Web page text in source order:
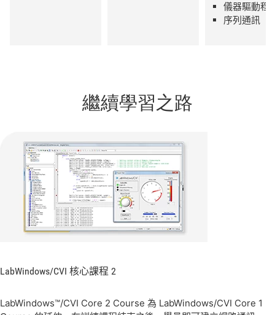
儀器驅動程
序列通訊
繼續學習之路
LabWindows/CVI 核心課程 2
LabWindows™/CVI Core 2 Course 為 LabWindows/CVI Core 1